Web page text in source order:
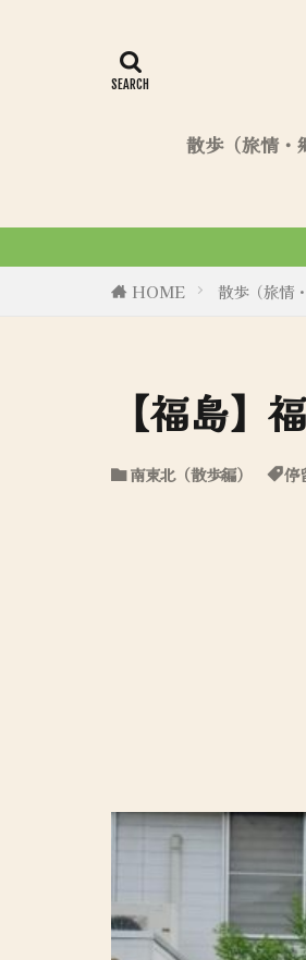
散歩（旅情・
令和6年
HOME 散歩（旅情
【福島】
南東北（散歩編） 停